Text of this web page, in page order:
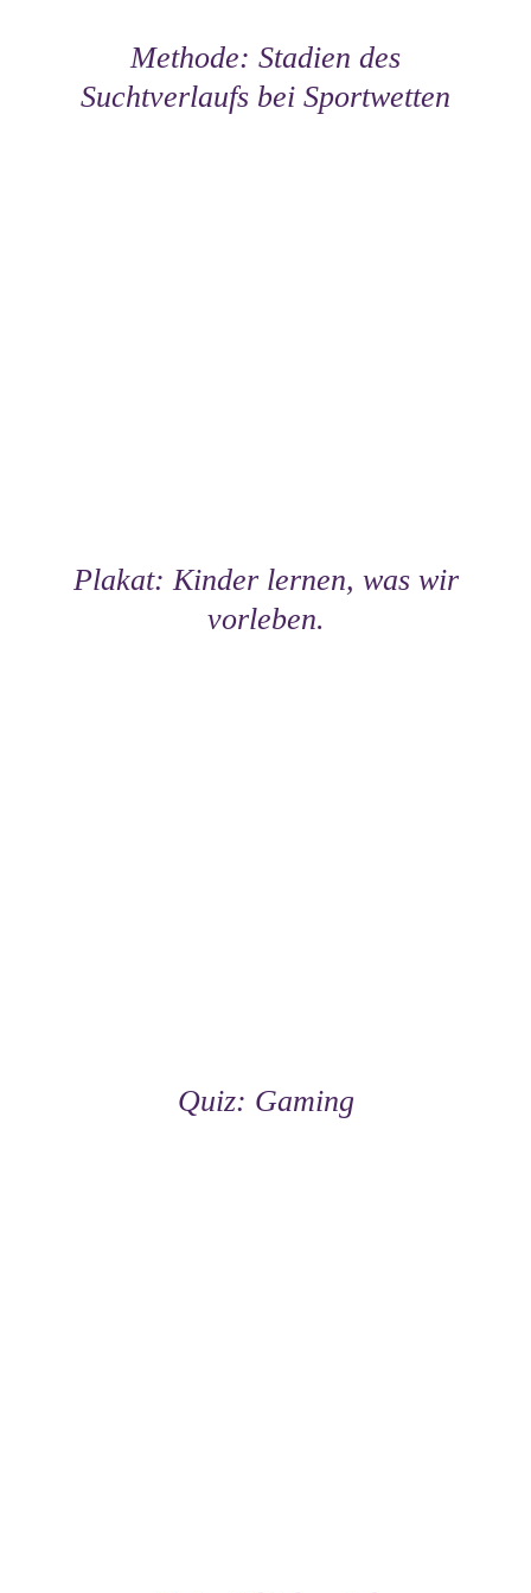
Methode: Stadien des
Suchtverlaufs bei Sportwetten
Plakat: Kinder lernen, was wir
vorleben.
Quiz: Gaming